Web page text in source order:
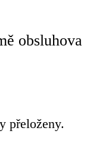
přeloženy.